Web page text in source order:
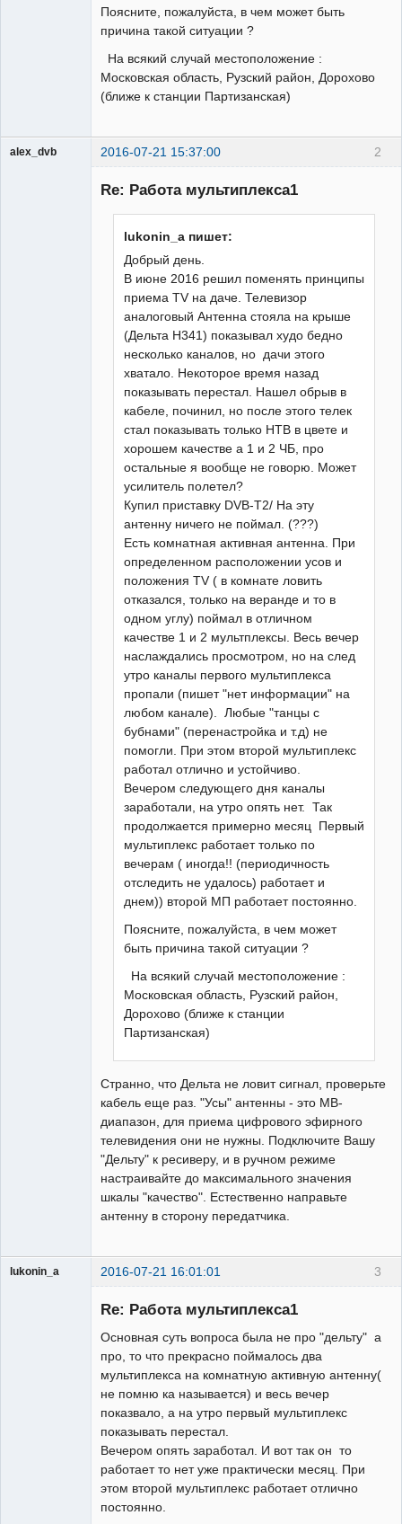
Поясните, пожалуйста, в чем может быть
причина такой ситуации ?
На всякий случай местоположение :
Московская область, Рузский район, Дорохово
(ближе к станции Партизанская)
2
alex_dvb 2016-07-21 15:37:00
Re: Работа мультиплекса1
lukonin_a пишет:
Добрый день.
В июне 2016 решил поменять принципы
приема TV на даче. Телевизор
аналоговый Антенна стояла на крыше
(Дельта Н341) показывал худо бедно
несколько каналов, но дачи этого
хватало. Некоторое время назад
показывать перестал. Нашел обрыв в
кабеле, починил, но после этого телек
стал показывать только НТВ в цвете и
хорошем качестве а 1 и 2 ЧБ, про
остальные я вообще не говорю. Может
усилитель полетел?
Купил приставку DVB-T2/ На эту
антенну ничего не поймал. (???)
Есть комнатная активная антенна. При
определенном расположении усов и
положения TV ( в комнате ловить
отказался, только на веранде и то в
одном углу) поймал в отличном
качестве 1 и 2 мультплексы. Весь вечер
наслаждались просмотром, но на след
утро каналы первого мультиплекса
пропали (пишет "нет информации" на
любом канале). Любые "танцы с
бубнами" (перенастройка и т.д) не
помогли. При этом второй мультиплекс
работал отлично и устойчиво.
Вечером следующего дня каналы
заработали, на утро опять нет. Так
продолжается примерно месяц Первый
мультиплекс работает только по
вечерам ( иногда!! (периодичность
отследить не удалось) работает и
днем)) второй МП работает постоянно.
Поясните, пожалуйста, в чем может
быть причина такой ситуации ?
На всякий случай местоположение :
Московская область, Рузский район,
Дорохово (ближе к станции
Партизанская)
Странно, что Дельта не ловит сигнал, проверьте
кабель еще раз. "Усы" антенны - это МВ-
диапазон, для приема цифрового эфирного
телевидения они не нужны. Подключите Вашу
"Дельту" к ресиверу, и в ручном режиме
настраивайте до максимального значения
шкалы "качество". Естественно направьте
антенну в сторону передатчика.
3
lukonin_a 2016-07-21 16:01:01
Re: Работа мультиплекса1
Основная суть вопроса была не про "дельту" а
про, то что прекрасно поймалось два
мультиплекса на комнатную активную антенну(
не помню ка называется) и весь вечер
показвало, а на утро первый мультиплекс
показывать перестал.
Вечером опять заработал. И вот так он то
работает то нет уже практически месяц. При
этом второй мультиплекс работает отлично
постоянно.